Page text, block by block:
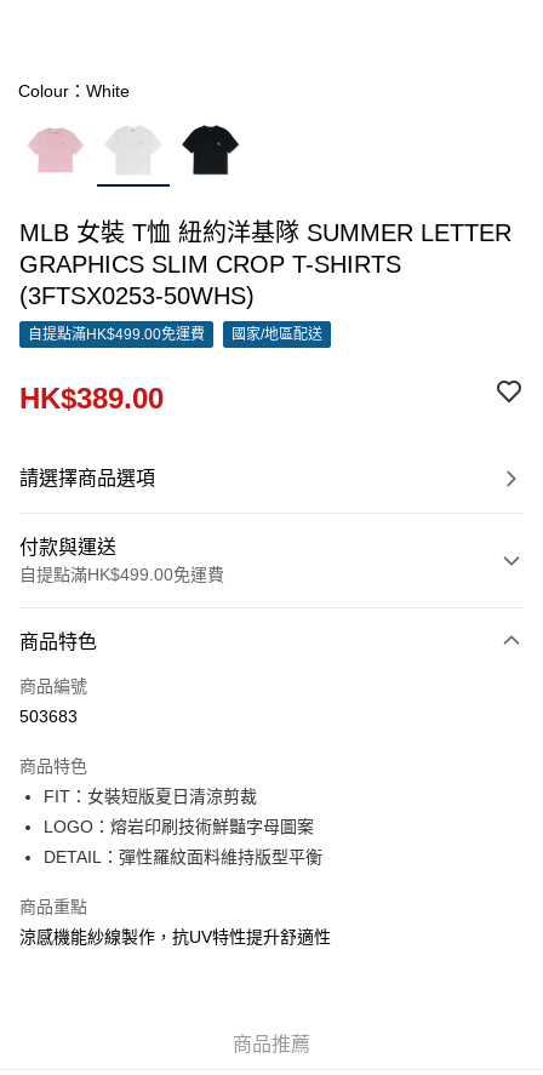
Colour：White
MLB 女裝 T恤 紐約洋基隊 SUMMER LETTER
GRAPHICS SLIM CROP T-SHIRTS
(3FTSX0253-50WHS)
自提點滿HK$499.00免運費 國家/地區配送
HK$389.00
請選擇商品選項
付款與運送
自提點滿HK$499.00免運費
信用卡
Apple Pay
AlipayHK
WeChat Pay
送貨方式
付款後順豐站及營業點
每筆HK$50.00，滿HK$499.00或以上免運費
商品特色
商品編號
503683
商品特色
FIT：女裝短版夏日清涼剪裁
LOGO：熔岩印刷技術鮮豔字母圖案
DETAIL：彈性羅紋面料維持版型平衡
商品重點
涼感機能紗線製作，抗UV特性提升舒適性
商品推薦